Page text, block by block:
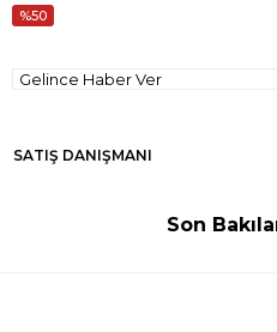
50
Gelince Haber Ver
SATIŞ DANIŞMANI
Son